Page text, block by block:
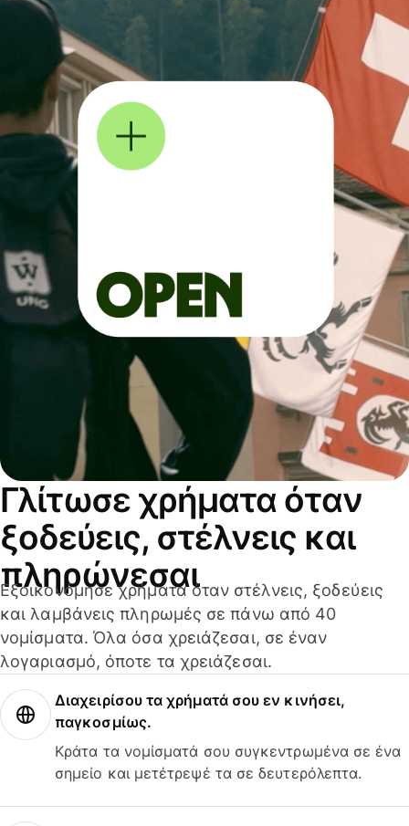
Γλίτωσε χρήματα όταν
ξοδεύεις, στέλνεις και
πληρώνεσαι
Εξοικονόμησε χρήματα όταν στέλνεις, ξοδεύεις
και λαμβάνεις πληρωμές σε πάνω από 40
νομίσματα. Όλα όσα χρειάζεσαι, σε έναν
λογαριασμό, όποτε τα χρειάζεσαι.
Διαχειρίσου τα χρήματά σου εν κινήσει,
παγκοσμίως.
Κράτα τα νομίσματά σου συγκεντρωμένα σε ένα
σημείο και μετέτρεψέ τα σε δευτερόλεπτα.